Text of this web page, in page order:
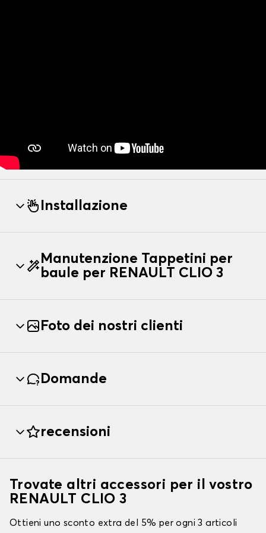
Installazione
Manutenzione Tappetini per
baule per RENAULT CLIO 3
Foto dei nostri clienti
Domande
recensioni
Trovate altri accessori per il vostro
RENAULT CLIO 3
Ottieni uno sconto extra del 5% per ogni 3 articoli